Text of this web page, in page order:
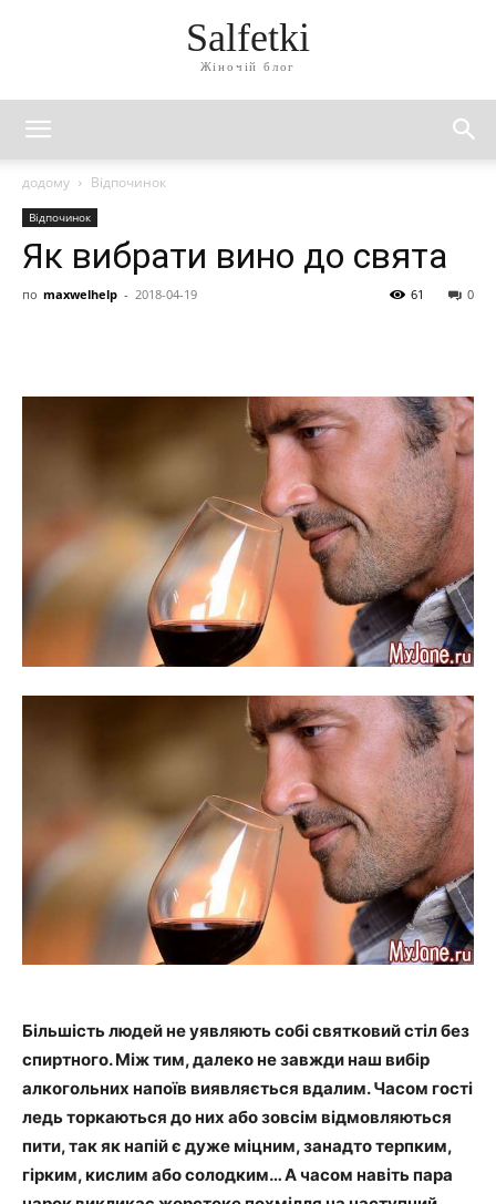
Salfetki
Жіночій блог
додому Відпочинок
Відпочинок
Як вибрати вино до свята
по maxwelhelp - 2018-04-19 0
61
Більшість людей не уявляють собі святковий стіл без
спиртного. Між тим, далеко не завжди наш вибір
алкогольних напоїв виявляється вдалим. Часом гості
ледь торкаються до них або зовсім відмовляються
пити, так як напій є дуже міцним, занадто терпким,
гірким, кислим або солодким… А часом навіть пара